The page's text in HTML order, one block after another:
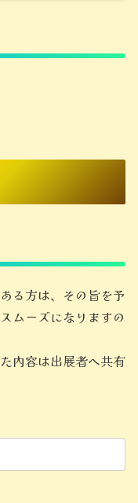
る方は、その旨を予
ムーズになりますの
内容は出展者へ共有